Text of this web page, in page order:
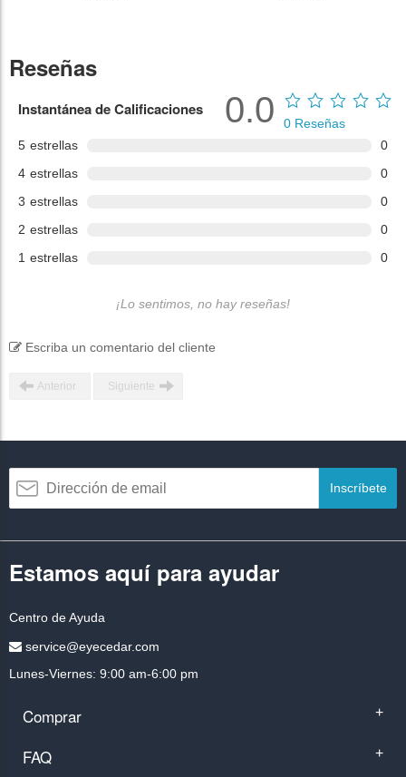
Reseñas
Instantánea de Calificaciones
5 estrellas
0
4 estrellas
0
3 estrellas
0
2 estrellas
0
1 estrellas 0
0.0 0 Reseñas
¡Lo sentimos, no hay reseñas!
Escriba un comentario del cliente
Anterior Siguiente
Inscríbete
Estamos aquí para ayudar
Centro de Ayuda
service@eyecedar.com
Lunes-Viernes: 9:00 am-6:00 pm
Comprar +
FAQ +